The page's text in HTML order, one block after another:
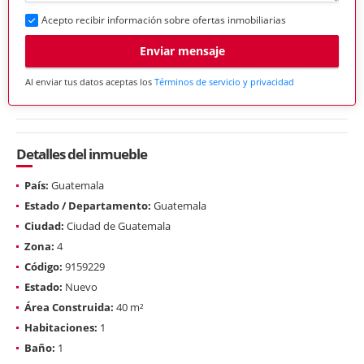
Acepto recibir información sobre ofertas inmobiliarias
Enviar mensaje
Al enviar tus datos aceptas los Términos de servicio y privacidad
Detalles del inmueble
País: Guatemala
Estado / Departamento: Guatemala
Ciudad: Ciudad de Guatemala
Zona: 4
Código: 9159229
Estado: Nuevo
Área Construida: 40 m²
Habitaciones: 1
Baño: 1